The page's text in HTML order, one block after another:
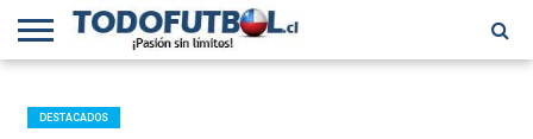
PRIMERA
B
SELECCIÓN
CHILENA
CHILENOS
EN EL
MUNDO
FÚTBOL
INTERNACIONAL
DESTACADOS